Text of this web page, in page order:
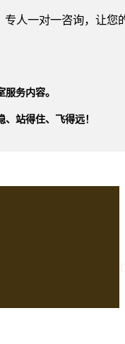
人一对一咨询，让您
务内容。
站得住、飞得远！